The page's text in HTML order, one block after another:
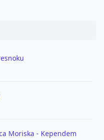
Moriska - Kependem